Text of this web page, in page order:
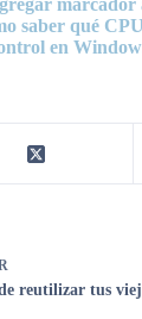
marcador
saber qué
en
reutilizar tus